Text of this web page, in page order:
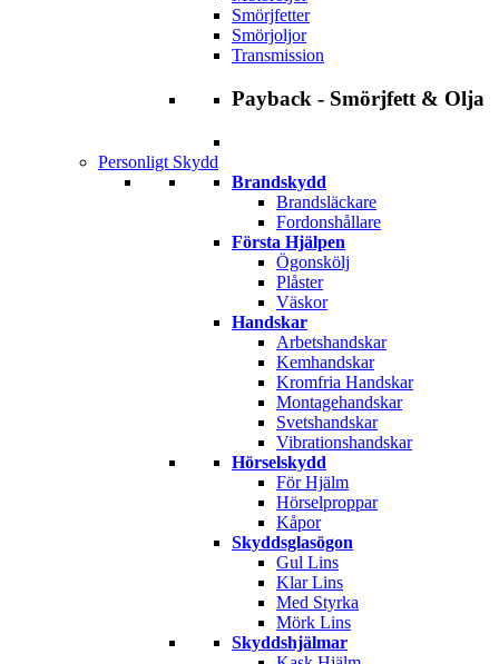
Smörjfetter
Smörjoljor
Transmission
Payback - Smörjfett & Olja
Personligt Skydd
Brandskydd
Brandsläckare
Fordonshållare
Första Hjälpen
Ögonskölj
Plåster
Väskor
Handskar
Arbetshandskar
Kemhandskar
Kromfria Handskar
Montagehandskar
Svetshandskar
Vibrationshandskar
Hörselskydd
För Hjälm
Hörselproppar
Kåpor
Skyddsglasögon
Gul Lins
Klar Lins
Med Styrka
Mörk Lins
Skyddshjälmar